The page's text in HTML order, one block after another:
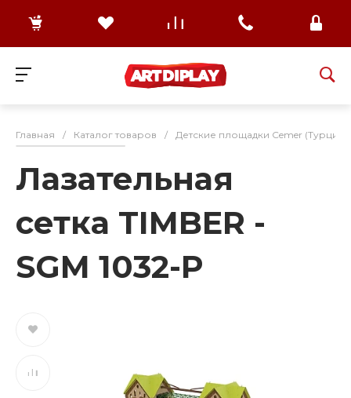
Главная / Каталог товаров / Детские площадки Cemer (Турция)
Лазательная
сетка TIMBER -
SGM 1032-P